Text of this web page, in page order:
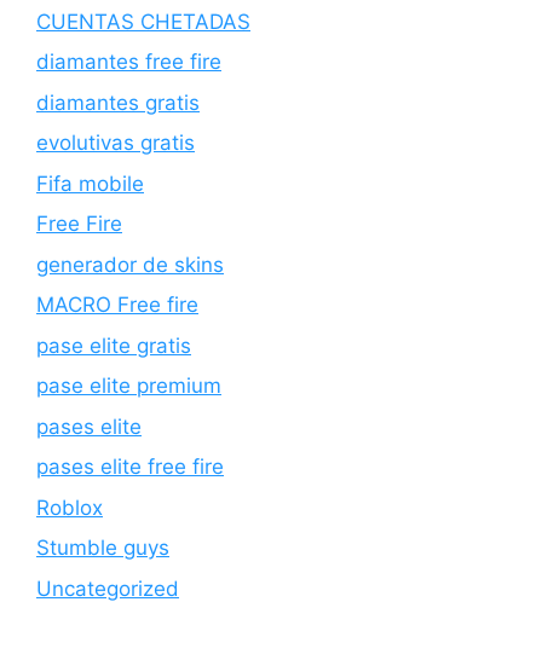
CUENTAS CHETADAS
diamantes free fire
diamantes gratis
evolutivas gratis
Fifa mobile
Free Fire
generador de skins
MACRO Free fire
pase elite gratis
pase elite premium
pases elite
pases elite free fire
Roblox
Stumble guys
Uncategorized